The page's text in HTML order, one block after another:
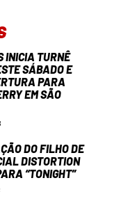
INICIA TURNÊ
SÁBADO E
PARA
EM SÃO
DO FILHO DE
DISTORTION
“TONIGHT”